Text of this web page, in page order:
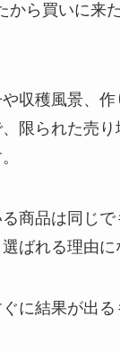
から買いに来
収穫風景、
限られた売
商品は同じ
ばれる理由に
に結果が出る